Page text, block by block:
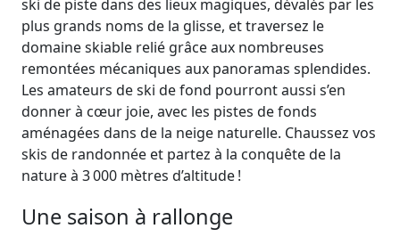
ski de piste dans des lieux magiques, dévalés par les
plus grands noms de la glisse, et traversez le
domaine skiable relié grâce aux nombreuses
remontées mécaniques aux panoramas splendides.
Les amateurs de ski de fond pourront aussi s’en
donner à cœur joie, avec les pistes de fonds
aménagées dans de la neige naturelle. Chaussez vos
skis de randonnée et partez à la conquête de la
nature à 3 000 mètres d’altitude !
Une saison à rallonge